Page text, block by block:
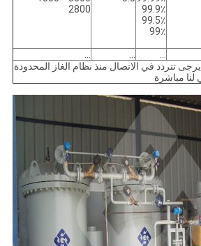
99.9٪
99.5٪
99٪
2800
...
...
...
تتردد في الاتصال منذ نظام الغاز المحدودة
لنا مباشرة